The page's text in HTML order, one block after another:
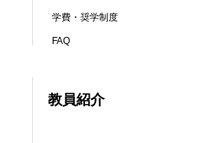
学費・奨学制度
FAQ
教員紹介